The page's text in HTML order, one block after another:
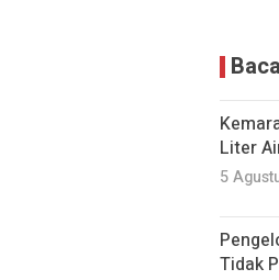
Liter
5
Tidak